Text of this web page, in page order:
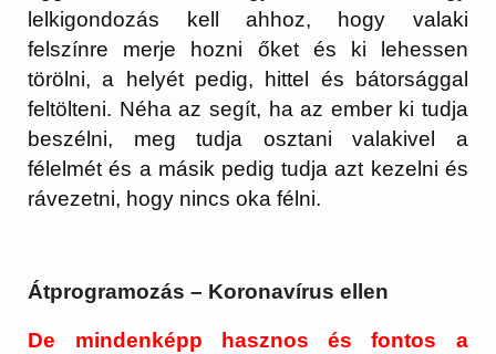
lelkigondozás kell ahhoz, hogy valaki
felszínre merje hozni őket és ki lehessen
törölni, a helyét pedig, hittel és bátorsággal
feltölteni. Néha az segít, ha az ember ki tudja
beszélni, meg tudja osztani valakivel a
félelmét és a másik pedig tudja azt kezelni és
rávezetni, hogy nincs oka félni.
Átprogramozás – Koronavírus ellen
De mindenképp hasznos és fontos a